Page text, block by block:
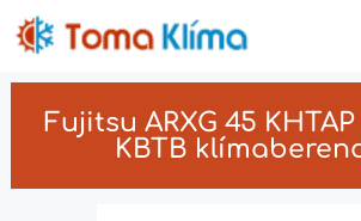
Fujitsu ARXG 45
KBTB